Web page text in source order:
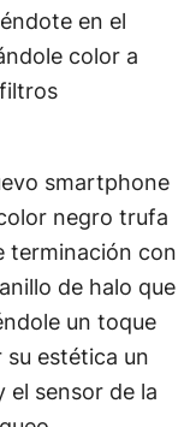
en el
color a
smartphone
negro trufa
terminación con
de halo que
un toque
estética un
el sensor de la